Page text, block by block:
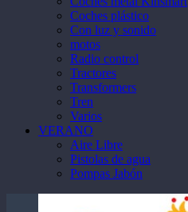
Coches plástico
Con luz y sonido
motos
Radio control
Tractores
Transformers
Tren
Varios
VERANO
Aire Libre
Pistolas de agua
Pompas Jabón